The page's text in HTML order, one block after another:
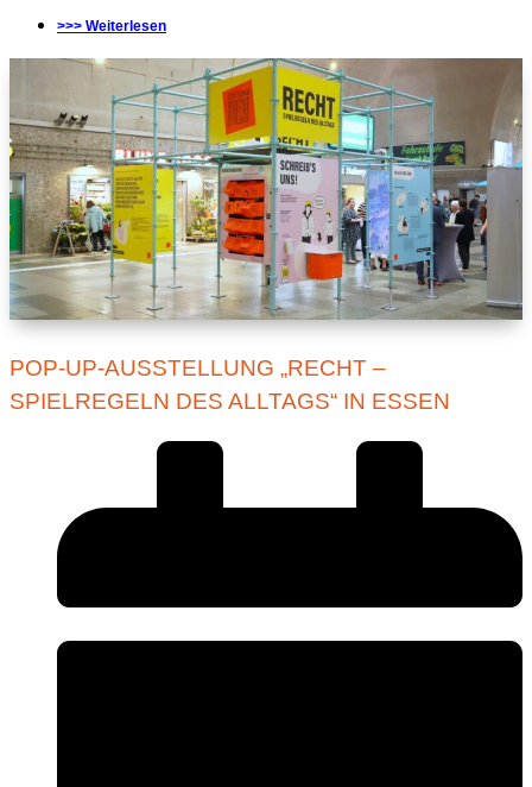
>>> Weiterlesen
POP-UP-AUSSTELLUNG „RECHT –
SPIELREGELN DES ALLTAGS“ IN ESSEN